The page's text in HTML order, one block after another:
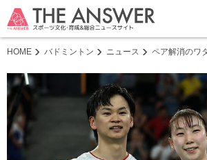
HOME バドミントン ニュース ペア解消のワ